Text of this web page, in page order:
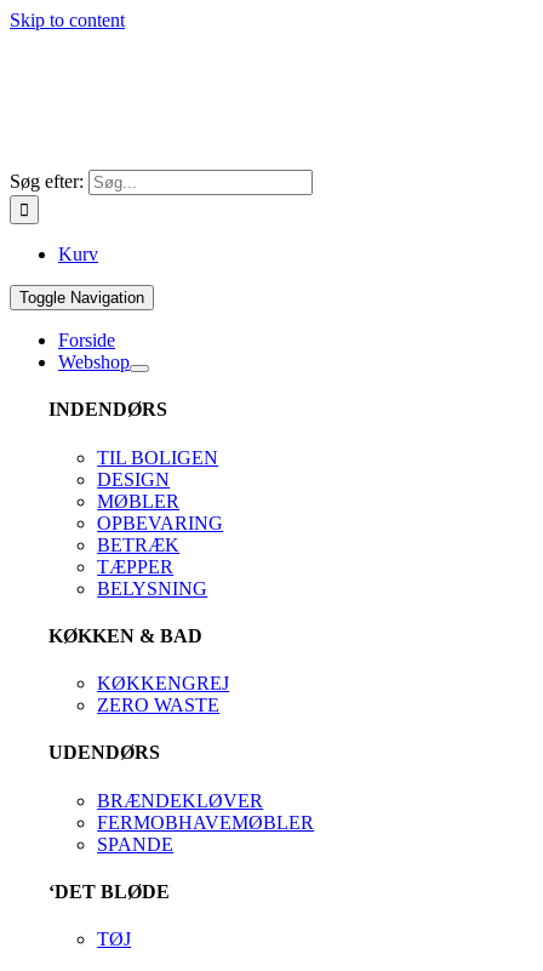
Skip to content
Søg efter:
Kurv
Toggle Navigation
Forside
Webshop
INDENDØRS
TIL BOLIGEN
DESIGN
MØBLER
OPBEVARING
BETRÆK
TÆPPER
BELYSNING
KØKKEN & BAD
KØKKENGREJ
ZERO WASTE
UDENDØRS
BRÆNDEKLØVER
FERMOBHAVEMØBLER
SPANDE
‘DET BLØDE
TØJ